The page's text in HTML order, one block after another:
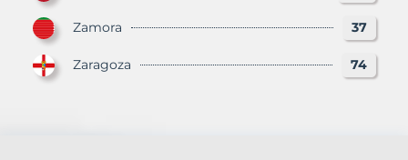
Zamora 37
Zaragoza 74